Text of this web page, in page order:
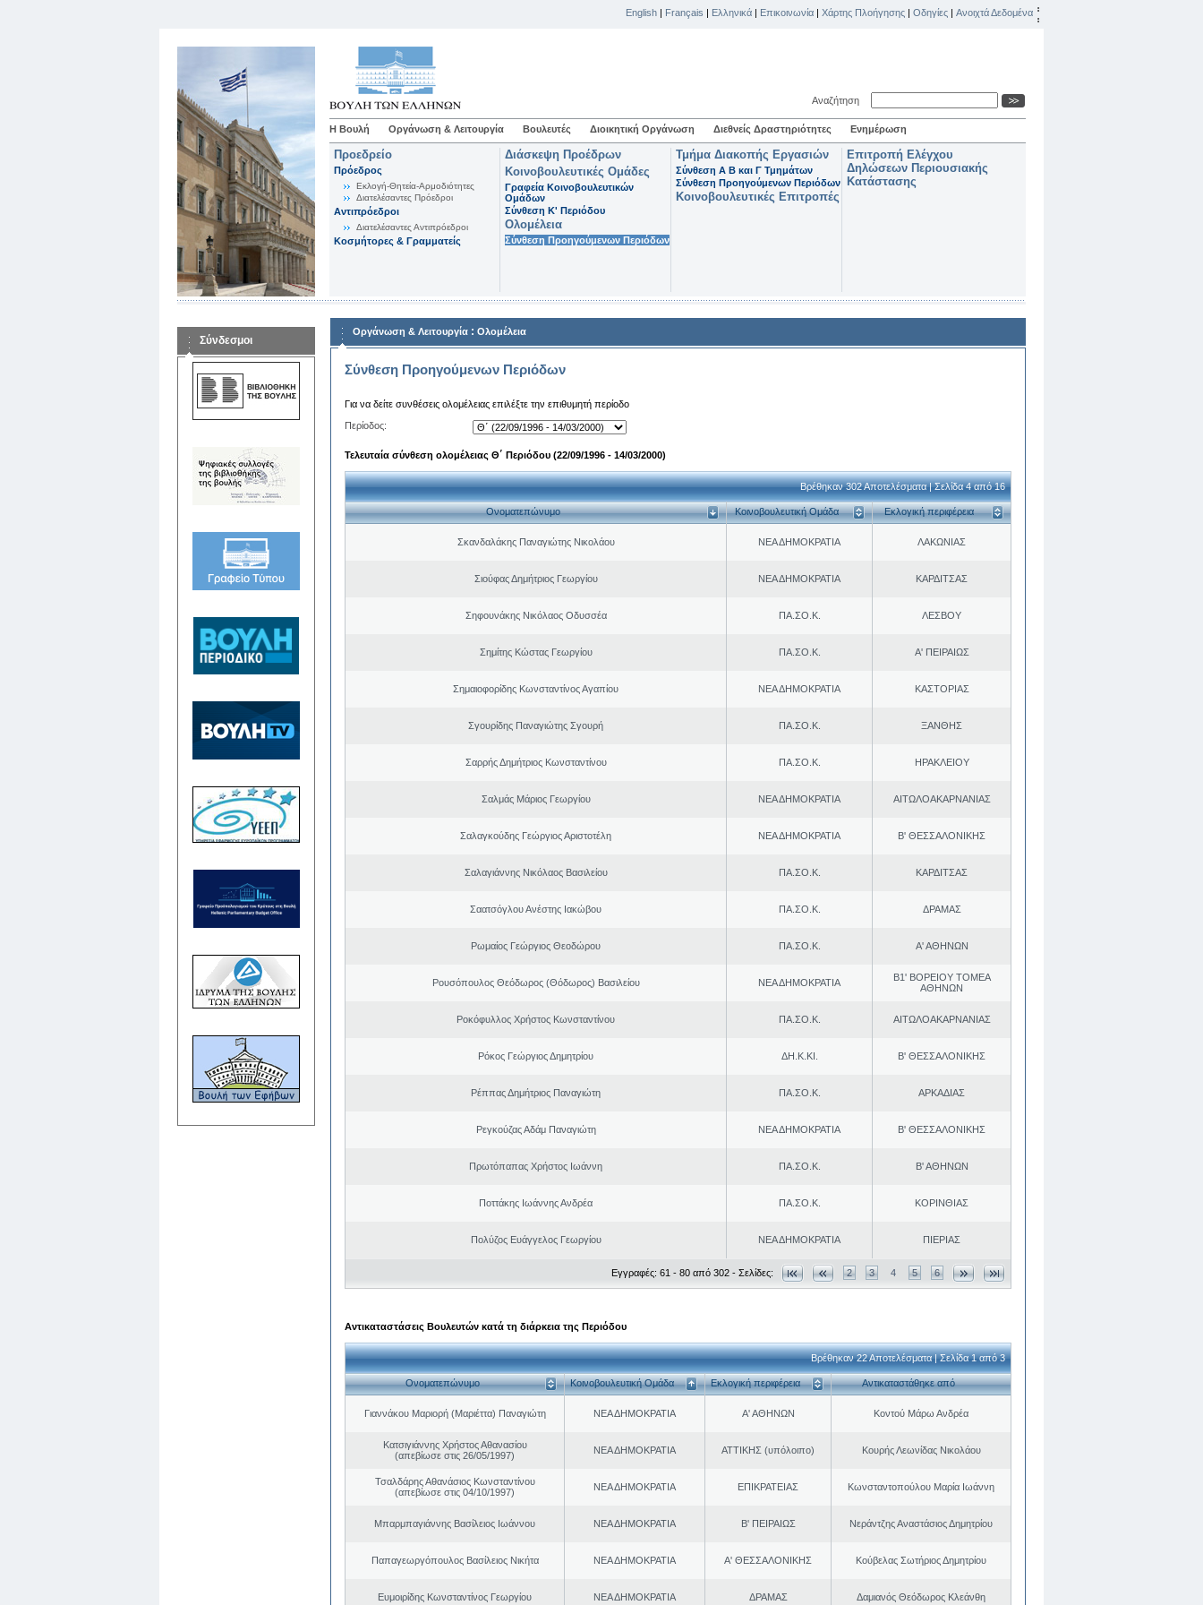
English | Français | Ελληνικά | Επικοινωνία | Χάρτης Πλοήγησης | Οδηγίες | Ανοιχτά Δεδομένα
Αναζήτηση
Η Βουλή Οργάνωση & Λειτουργία Βουλευτές Διοικητική Οργάνωση Διεθνείς Δραστηριότητες Ενημέρωση
Προεδρείο
Πρόεδρος
Εκλογή-Θητεία-Αρμοδιότητες
Διατελέσαντες Πρόεδροι
Αντιπρόεδροι
Διατελέσαντες Αντιπρόεδροι
Κοσμήτορες & Γραμματείς
Διάσκεψη Προέδρων
Κοινοβουλευτικές Ομάδες
Γραφεία Κοινοβουλευτικών
Ομάδων
Σύνθεση K' Περιόδου
Ολομέλεια
Σύνθεση Προηγούμενων Περιόδων
Τμήμα Διακοπής Εργασιών
Σύνθεση Α Β και Γ Τμημάτων
Σύνθεση Προηγούμενων Περιόδων
Κοινοβουλευτικές Επιτροπές
Επιτροπή Ελέγχου
Δηλώσεων Περιουσιακής
Κατάστασης
Σύνδεσμοι
Οργάνωση & Λειτουργία : Ολομέλεια
Σύνθεση Προηγούμενων Περιόδων
Για να δείτε συνθέσεις ολομέλειας επιλέξτε την επιθυμητή περίοδο
Περίοδος:
Τελευταία σύνθεση ολομέλειας Θ΄ Περιόδου (22/09/1996 - 14/03/2000)
Βρέθηκαν 302 Αποτελέσματα | Σελίδα 4 από 16
Ονοματεπώνυμο Κοινοβουλευτική Ομάδα Εκλογική περιφέρεια
Σκανδαλάκης Παναγιώτης Νικολάου ΝΕΑ ΔΗΜΟΚΡΑΤΙΑ ΛΑΚΩΝΙΑΣ
Σιούφας Δημήτριος Γεωργίου ΝΕΑ ΔΗΜΟΚΡΑΤΙΑ ΚΑΡΔΙΤΣΑΣ
Σηφουνάκης Νικόλαος Οδυσσέα ΠΑ.ΣΟ.Κ. ΛΕΣΒΟΥ
Σημίτης Κώστας Γεωργίου ΠΑ.ΣΟ.Κ. Α' ΠΕΙΡΑΙΩΣ
Σημαιοφορίδης Κωνσταντίνος Αγαπίου ΝΕΑ ΔΗΜΟΚΡΑΤΙΑ ΚΑΣΤΟΡΙΑΣ
Σγουρίδης Παναγιώτης Σγουρή ΠΑ.ΣΟ.Κ. ΞΑΝΘΗΣ
Σαρρής Δημήτριος Κωνσταντίνου ΠΑ.ΣΟ.Κ. ΗΡΑΚΛΕΙΟΥ
Σαλμάς Μάριος Γεωργίου ΝΕΑ ΔΗΜΟΚΡΑΤΙΑ ΑΙΤΩΛΟΑΚΑΡΝΑΝΙΑΣ
Σαλαγκούδης Γεώργιος Αριστοτέλη ΝΕΑ ΔΗΜΟΚΡΑΤΙΑ Β' ΘΕΣΣΑΛΟΝΙΚΗΣ
Σαλαγιάννης Νικόλαος Βασιλείου ΠΑ.ΣΟ.Κ. ΚΑΡΔΙΤΣΑΣ
Σαατσόγλου Ανέστης Ιακώβου ΠΑ.ΣΟ.Κ. ΔΡΑΜΑΣ
Ρωμαίος Γεώργιος Θεοδώρου ΠΑ.ΣΟ.Κ. Α' ΑΘΗΝΩΝ
Ρουσόπουλος Θεόδωρος (Θόδωρος) Βασιλείου ΝΕΑ ΔΗΜΟΚΡΑΤΙΑ
Β1' ΒΟΡΕΙΟΥ ΤΟΜΕΑ
ΑΘΗΝΩΝ
Ροκόφυλλος Χρήστος Κωνσταντίνου ΠΑ.ΣΟ.Κ. ΑΙΤΩΛΟΑΚΑΡΝΑΝΙΑΣ
Ρόκος Γεώργιος Δημητρίου ΔΗ.Κ.ΚΙ. Β' ΘΕΣΣΑΛΟΝΙΚΗΣ
Ρέππας Δημήτριος Παναγιώτη ΠΑ.ΣΟ.Κ. ΑΡΚΑΔΙΑΣ
Ρεγκούζας Αδάμ Παναγιώτη ΝΕΑ ΔΗΜΟΚΡΑΤΙΑ Β' ΘΕΣΣΑΛΟΝΙΚΗΣ
Πρωτόπαπας Χρήστος Ιωάννη ΠΑ.ΣΟ.Κ. Β' ΑΘΗΝΩΝ
Ποττάκης Ιωάννης Ανδρέα ΠΑ.ΣΟ.Κ. ΚΟΡΙΝΘΙΑΣ
Πολύζος Ευάγγελος Γεωργίου ΝΕΑ ΔΗΜΟΚΡΑΤΙΑ ΠΙΕΡΙΑΣ
Εγγραφές: 61 - 80 από 302 - Σελίδες: 2 3 4 5 6
Αντικαταστάσεις Βουλευτών κατά τη διάρκεια της Περιόδου
Βρέθηκαν 22 Αποτελέσματα | Σελίδα 1 από 3
Ονοματεπώνυμο Κοινοβουλευτική Ομάδα Εκλογική περιφέρεια Αντικαταστάθηκε από
Γιαννάκου Μαριορή (Μαριέττα) Παναγιώτη ΝΕΑ ΔΗΜΟΚΡΑΤΙΑ Α' ΑΘΗΝΩΝ Κοντού Μάρω Ανδρέα
Κατσιγιάννης Χρήστος Αθανασίου
(απεβίωσε στις 26/05/1997)
ΝΕΑ ΔΗΜΟΚΡΑΤΙΑ ΑΤΤΙΚΗΣ (υπόλοιπο) Κουρής Λεωνίδας Νικολάου
Τσαλδάρης Αθανάσιος Κωνσταντίνου
(απεβίωσε στις 04/10/1997)
ΝΕΑ ΔΗΜΟΚΡΑΤΙΑ ΕΠΙΚΡΑΤΕΙΑΣ Κωνσταντοπούλου Μαρία Ιωάννη
Μπαρμπαγιάννης Βασίλειος Ιωάννου ΝΕΑ ΔΗΜΟΚΡΑΤΙΑ Β' ΠΕΙΡΑΙΩΣ Νεράντζης Αναστάσιος Δημητρίου
Παπαγεωργόπουλος Βασίλειος Νικήτα ΝΕΑ ΔΗΜΟΚΡΑΤΙΑ Α' ΘΕΣΣΑΛΟΝΙΚΗΣ Κούβελας Σωτήριος Δημητρίου
Ευμοιρίδης Κωνσταντίνος Γεωργίου ΝΕΑ ΔΗΜΟΚΡΑΤΙΑ ΔΡΑΜΑΣ Δαμιανός Θεόδωρος Κλεάνθη